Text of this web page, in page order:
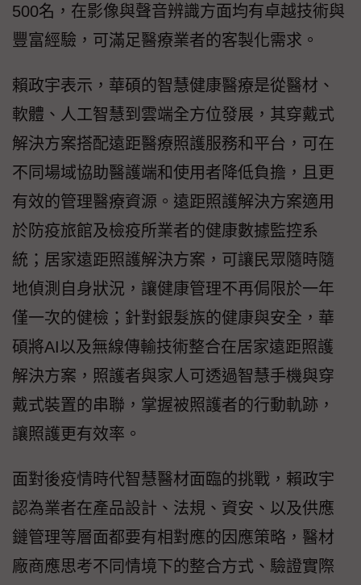
500名，在影像與聲音辨識方面均有卓越技術與
豐富經驗，可滿足醫療業者的客製化需求。
賴政宇表示，華碩的智慧健康醫療是從醫材、
軟體、人工智慧到雲端全方位發展，其穿戴式
解決方案搭配遠距醫療照護服務和平台，可在
不同場域協助醫護端和使用者降低負擔，且更
有效的管理醫療資源。遠距照護解決方案適用
於防疫旅館及檢疫所業者的健康數據監控系
統；居家遠距照護解決方案，可讓民眾隨時隨
地偵測自身狀況，讓健康管理不再侷限於一年
僅一次的健檢；針對銀髮族的健康與安全，華
碩將AI以及無線傳輸技術整合在居家遠距照護
解決方案，照護者與家人可透過智慧手機與穿
戴式裝置的串聯，掌握被照護者的行動軌跡，
讓照護更有效率。
面對後疫情時代智慧醫材面臨的挑戰，賴政宇
認為業者在產品設計、法規、資安、以及供應
鏈管理等層面都要有相對應的因應策略，醫材
廠商應思考不同情境下的整合方式、驗證實際